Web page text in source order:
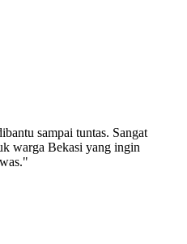
sampai tuntas. Sangat
warga Bekasi yang ingin